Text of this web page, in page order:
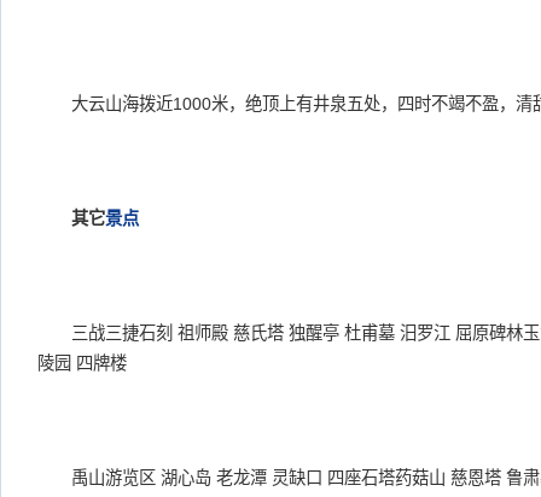
大云山海拨近1000米，绝顶上有井泉五处，四时不竭不盈，清
其它景点
三战三捷石刻 祖师殿 慈氏塔 独醒亭 杜甫墓 汨罗江 屈原碑林玉
陵园 四牌楼
禹山游览区 湖心岛 老龙潭 灵缺口 四座石塔药菇山 慈恩塔 鲁肃